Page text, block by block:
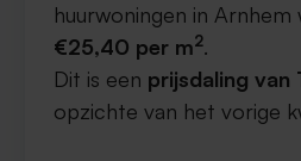
huurwoningen in Arnhem
€25,40 per m2.
Dit is een prijsdaling van
opzichte van het vorige